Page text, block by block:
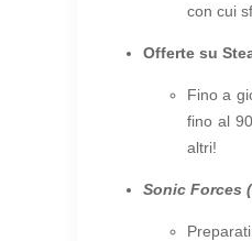
con cui
Offerte su
Fino a
fino al
altri!
Sonic Forces